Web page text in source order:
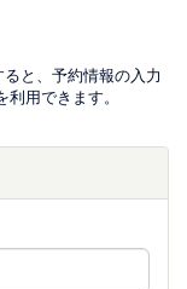
と、予約情報の入力
用できます。